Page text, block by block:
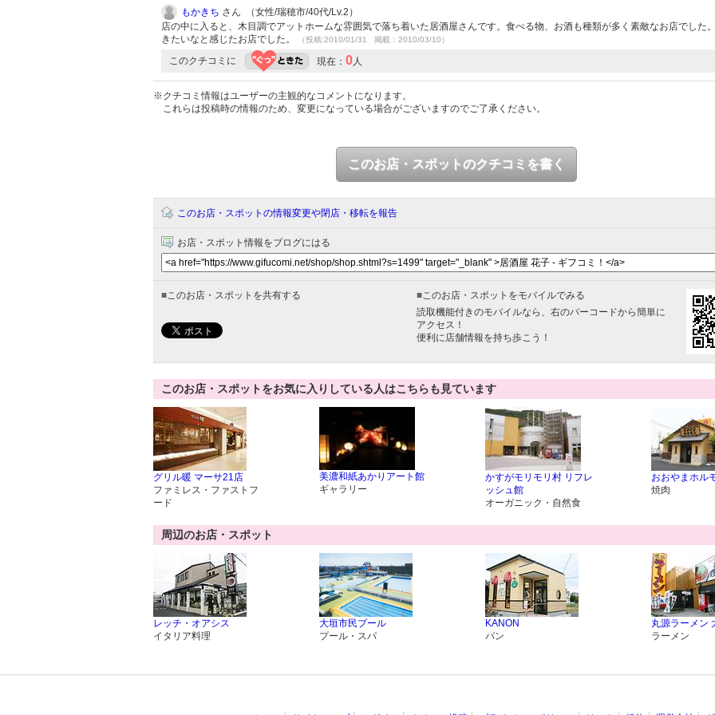
もかきち さん （女性/瑞穂市/40代/Lv.2）
店の中に入ると、木目調でアットホームな雰囲気で落ち着いた居酒屋さんです。食べる物、お酒も種類が多く素敵なお店でした
きたいなと感じたお店でした。
（投稿:2010/01/31 掲載：2010/03/10）
このクチコミに 現在： 0人
※クチコミ情報はユーザーの主観的なコメントになります。
これらは投稿時の情報のため、変更になっている場合がございますのでご了承ください。
このお店・スポットのクチコミを書く
このお店・スポットの情報変更や閉店・移転を報告
お店・スポット情報をブログにはる
■このお店・スポットを共有する ■このお店・スポットをモバイルでみる
読取機能付きのモバイルなら、右のバーコードから簡単に
アクセス！
便利に店舗情報を持ち歩こう！
このお店・スポットをお気に入りしている人はこちらも見ています
グリル暖 マーサ21店
ファミレス・ファストフ
ード
美濃和紙あかりアート館
ギャラリー
かすがモリモリ村 リフレ
ッシュ館
オーガニック・自然食
おおやまホル
焼肉
周辺のお店・スポット
レッチ・オアシス
イタリア料理
大垣市民プール
プール・スパ
KANON
パン
丸源ラーメン
ラーメン